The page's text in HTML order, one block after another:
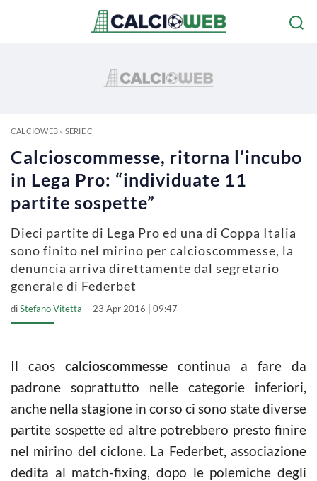
CALCIOWEB» SERIE C
Calcioscommesse, ritorna l’incubo
in Lega Pro: “individuate 11
partite sospette”
Dieci partite di Lega Pro ed una di Coppa Italia
sono finito nel mirino per calcioscommesse, la
denuncia arriva direttamente dal segretario
generale di Federbet
diStefano Vitetta 23 Apr 2016 | 09:47
Il caos calcioscommesse continua a fare da
padrone soprattutto nelle categorie inferiori,
anche nella stagione in corso ci sono state diverse
partite sospette ed altre potrebbero presto finire
nel mirino del ciclone. La Federbet, associazione
dedita al match-fixing, dopo le polemiche degli